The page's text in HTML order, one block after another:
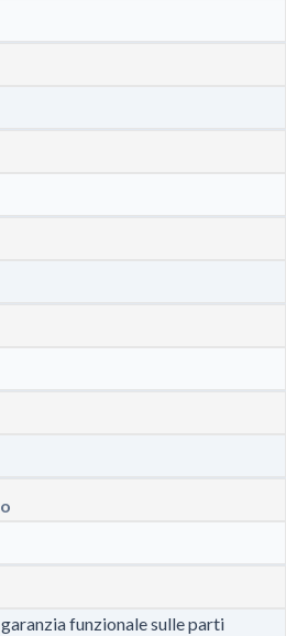
funzionale sulle parti